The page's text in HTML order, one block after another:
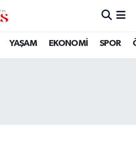
YAŞAM EKONOMİ SPOR